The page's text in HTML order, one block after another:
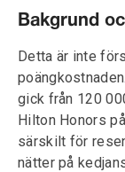
Bakgrund
Detta är inte
gick från 120
Hilton Honors
särskilt för
nätter på